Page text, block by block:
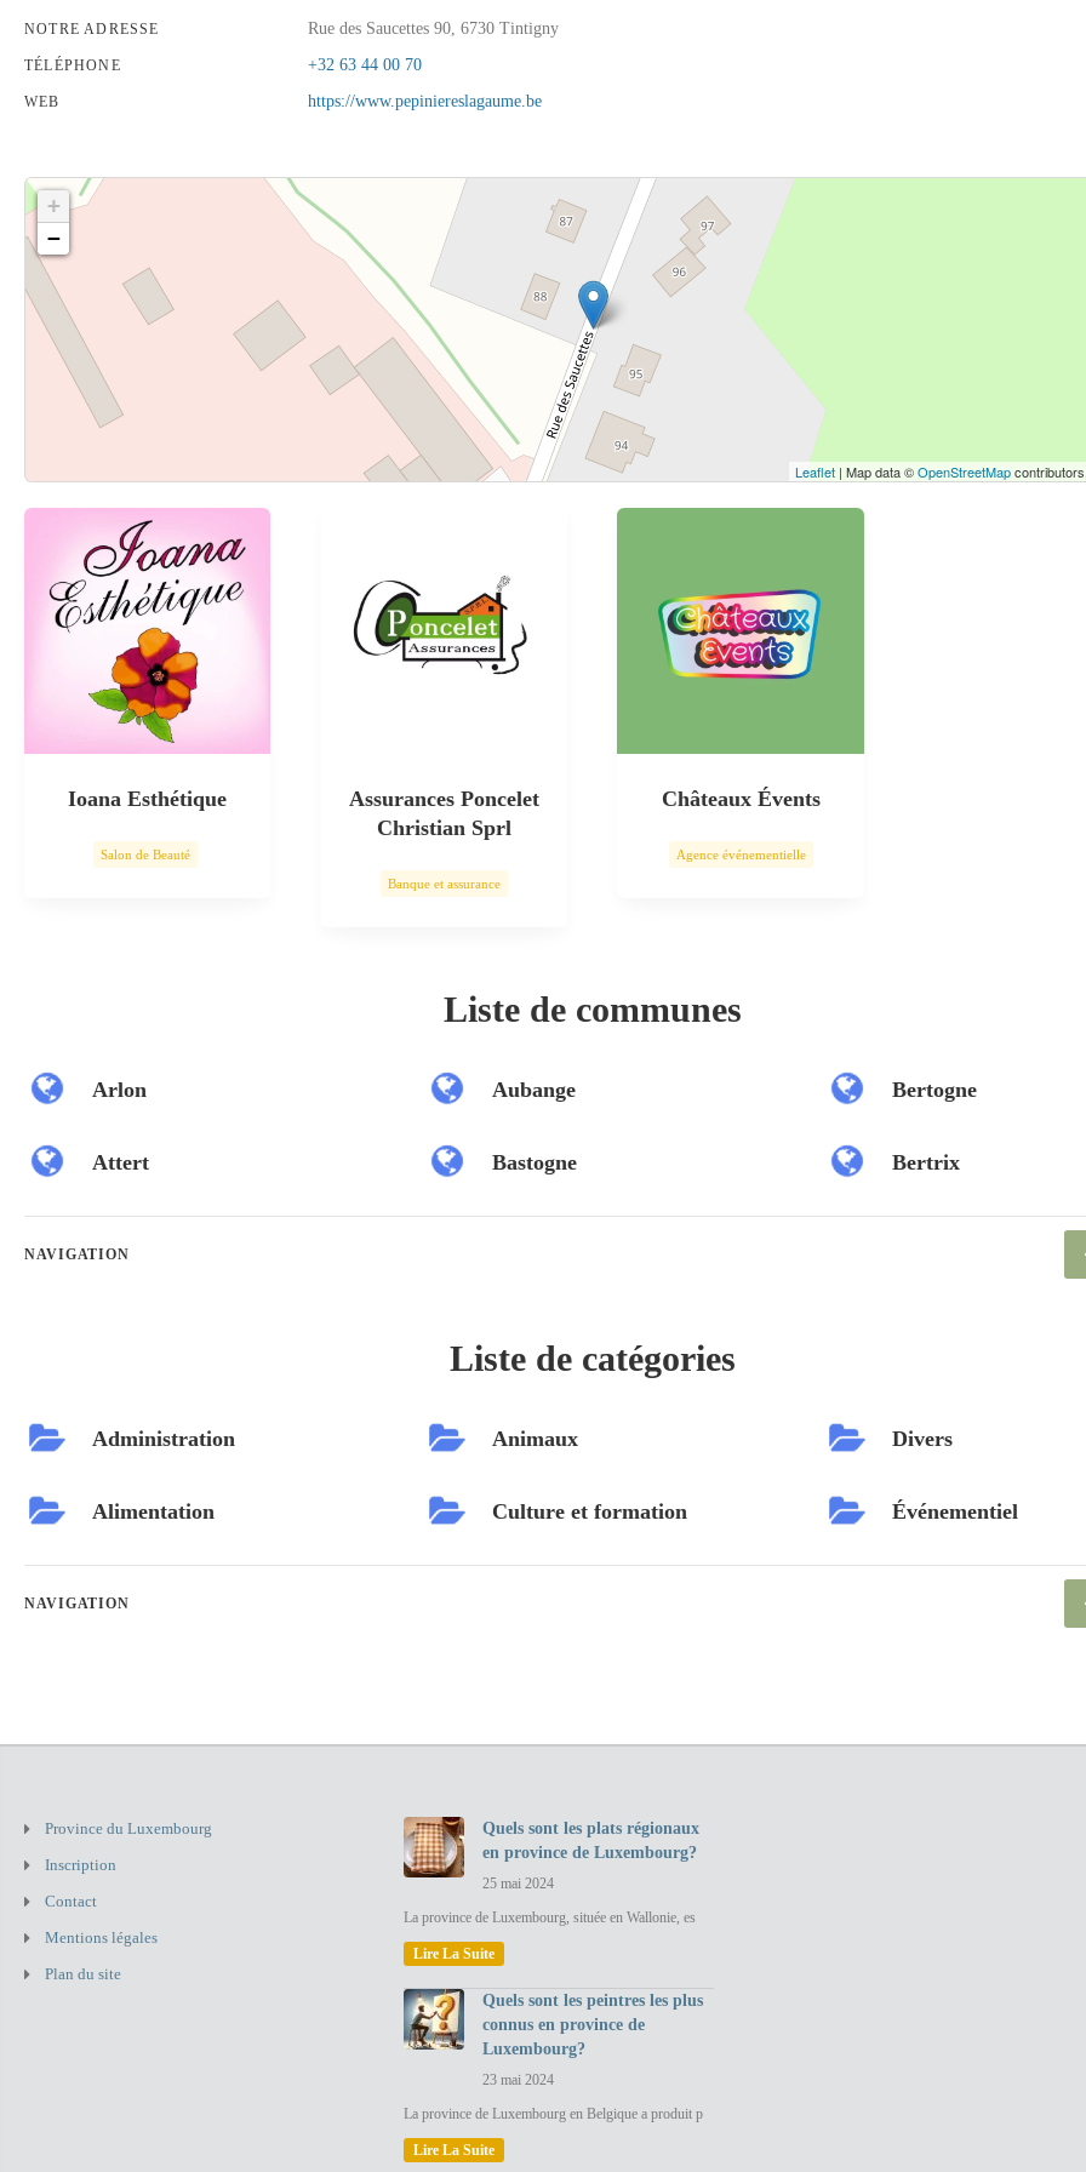
NOTRE ADRESSE Rue des Saucettes 90, 6730 Tintigny
TÉLÉPHONE +32 63 44 00 70
WEB https://www.pepiniereslagaume.be
Cliquez sur le bouton pour afficher la carte.
Voir la carte
+
−
Leaflet| Map data ©OpenStreetMapcontributors,
Ioana Esthétique
Salon de Beauté
Assurances Poncelet
Christian Sprl
Banque et assurance
Châteaux Évents
Agence événementielle
Liste de communes
Arlon
Attert
Aubange
Bastogne
Bertogne
Bertrix
NAVIGATION
Liste de catégories
Administration
Alimentation
Animaux
Culture et formation
Divers
Événementiel
NAVIGATION
Province du Luxembourg
Inscription
Contact
Mentions légales
Plan du site
Quels sont les plats régionaux
en province de Luxembourg?
25 mai 2024
La province de Luxembourg, située en Wallonie, es
Lire La Suite
Quels sont les peintres les plus
connus en province de
Luxembourg?
23 mai 2024
La province de Luxembourg en Belgique a produit p
Lire La Suite